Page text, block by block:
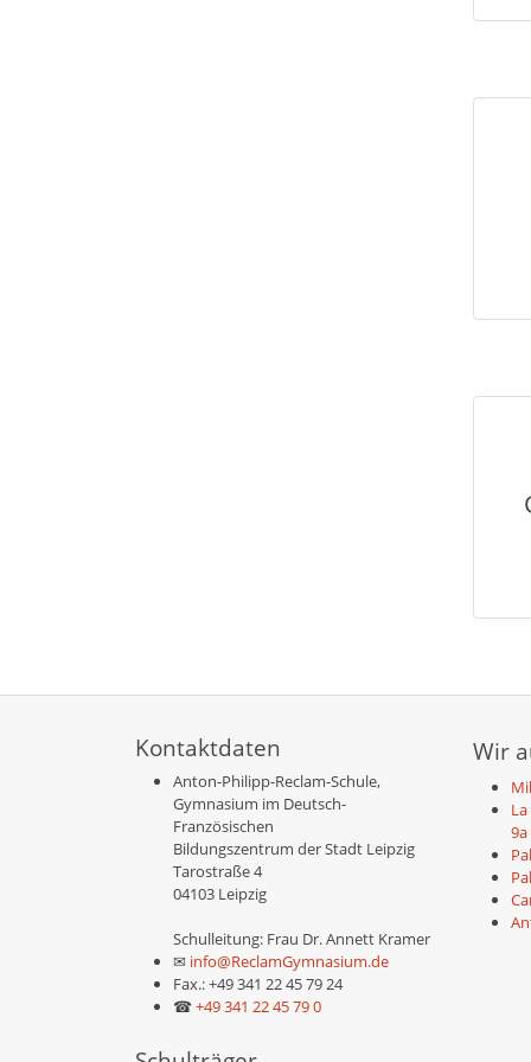
Kontaktdaten
Anton-Philipp-Reclam-Schule,
Gymnasium im Deutsch-
Französischen
Bildungszentrum der Stadt Leipzig
Tarostraße 4
04103 Leipzig
Schulleitung: Frau Dr. Annett Kramer
✉ info@ReclamGymnasium.de
Fax.: +49 341 22 45 79 24
☎+49 341 22 45 79 0
Wir
9a